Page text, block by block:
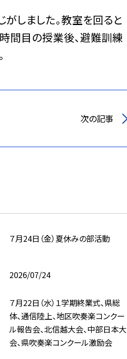
しました。教室を回ると
時間目の授業後、避難訓練
次の記事
７月24日（金）夏休みの部活動
2026/07/24
７月22日（水）１学期終業式、県総
体、通信陸上、地区吹奏楽コンクー
ル報告会、北信越大会、中部日本大
会、県吹奏楽コンクール激励会